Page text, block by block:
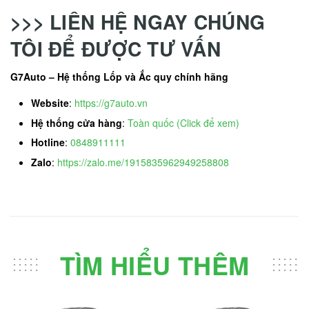
>>> LIÊN HỆ NGAY CHÚNG
TÔI ĐỂ ĐƯỢC TƯ VẤN
G7Auto – Hệ thống Lốp và Ắc quy chính hãng
Website: https://g7auto.vn
Hệ thống cửa hàng: Toàn quốc (Click để xem)
Hotline: 0848911111
Zalo: https://zalo.me/1915835962949258808
TÌM HIỂU THÊM